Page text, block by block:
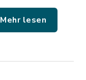
Mehr lesen